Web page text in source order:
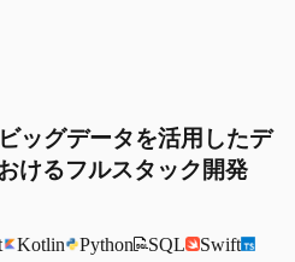
ッグデータを活用したデ
けるフルスタック開発
Kotlin Python SQL
Swift